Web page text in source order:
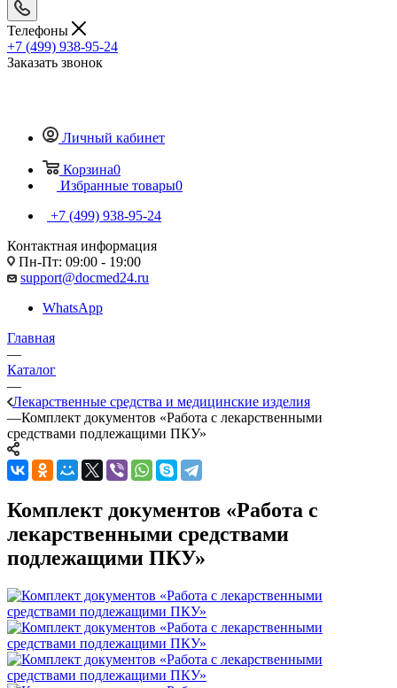
Телефоны
+7 (499) 938-95-24
Заказать звонок
Личный кабинет
Корзина0
Избранные товары0
+7 (499) 938-95-24
Контактная информация
Пн-Пт: 09:00 - 19:00
support@docmed24.ru
WhatsApp
Главная
—
Каталог
—
Лекарственные средства и медицинские изделия
—Комплект документов «Работа с лекарственными
средствами подлежащими ПКУ»
Комплект документов «Работа с
лекарственными средствами
подлежащими ПКУ»